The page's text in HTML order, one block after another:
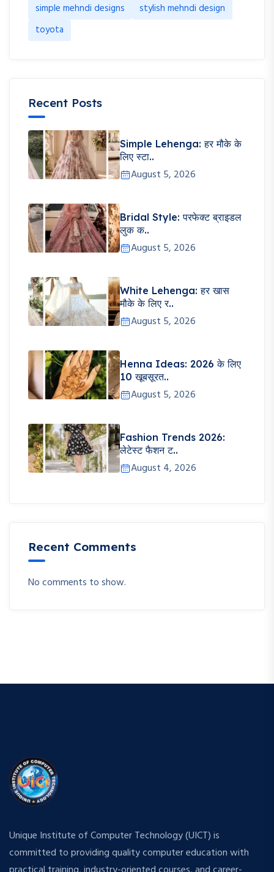
simple mehndi designs
stylish mehndi design
toyota
Recent Posts
Simple Lehenga: हर मौके के
लिए स्टा..
August 5, 2026
Bridal Style: परफेक्ट ब्राइडल
लुक क..
August 5, 2026
White Lehenga: हर खास
मौके के लिए र..
August 5, 2026
Henna Ideas: 2026 के लिए
10 खूबसूरत..
August 5, 2026
Fashion Trends 2026:
लेटेस्ट फैशन ट..
August 4, 2026
Recent Comments
No comments to show.
Unique Institute of Computer Technology (UICT) is
committed to providing quality computer education with